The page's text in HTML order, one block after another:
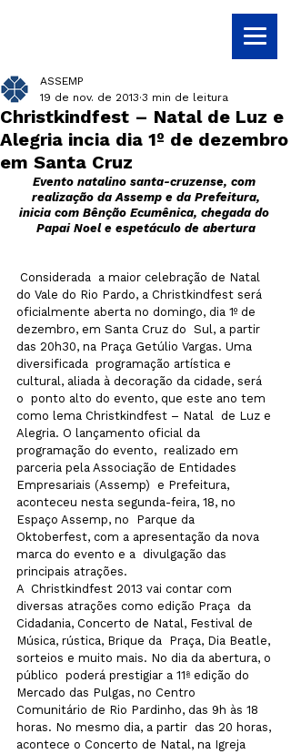
Christkindfest – Natal de Luz e
Alegria incia dia 1º de dezembro
em Santa Cruz
ASSEMP
19 de nov. de 2013 3 min de leitura
Evento natalino santa-cruzense, com
realização da Assemp e da Prefeitura,
inicia com Bênção Ecumênica, chegada do
Papai Noel e espetáculo de abertura
Considerada  a maior celebração de Natal
do Vale do Rio Pardo, a Christkindfest será
oficialmente aberta no domingo, dia 1º de
dezembro, em Santa Cruz do  Sul, a partir
das 20h30, na Praça Getúlio Vargas. Uma
diversificada  programação artística e
cultural, aliada à decoração da cidade, será
o  ponto alto do evento, que este ano tem
como lema Christkindfest – Natal  de Luz e
Alegria. O lançamento oficial da
programação do evento,  realizado em
parceria pela Associação de Entidades
Empresariais (Assemp)  e Prefeitura,
aconteceu nesta segunda-feira, 18, no
Espaço Assemp, no  Parque da
Oktoberfest, com a apresentação da nova
marca do evento e a  divulgação das
principais atrações.
A  Christkindfest 2013 vai contar com
diversas atrações como edição Praça  da
Cidadania, Concerto de Natal, Festival de
Música, rústica, Brique da  Praça, Dia Beatle,
sorteios e muito mais. No dia da abertura, o
público  poderá prestigiar a 11ª edição do
Mercado das Pulgas, no Centro
Comunitário de Rio Pardinho, das 9h às 18
horas. No mesmo dia, a partir  das 20 horas,
acontece o Concerto de Natal, na Igreja